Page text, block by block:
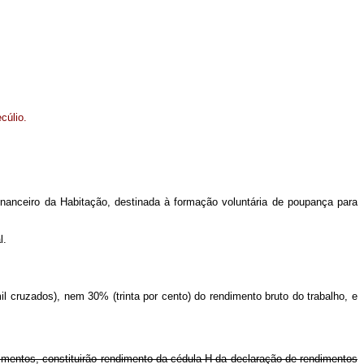
da Habitação, destinada à formação voluntária de poupança para
nem 30% (trinta por cento) do rendimento bruto do trabalho, e
constituirão rendimento da cédula H da declaração de rendimentos